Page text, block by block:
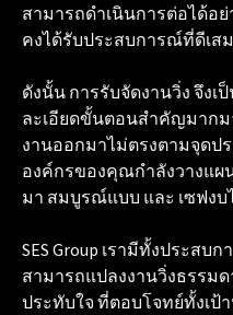
สามารถดำเนินการต่อได้อ
คงได้รับประสบการณ์ที่ดีเส
ดังนั้น การรับจัดงานวิ่ง จึง
ละเอียดขั้นตอนสำคัญมากม
งานออกมาไม่ตรงตามจุดป
องค์กรของคุณกำลังวางแผ
มา สมบูรณ์แบบ และ เซฟง
SES Group เรามีทั้งประส
สามารถแปลงงานวิ่งธรรม
ประทับใจ ที่ตอบโจทย์ทั้งเป้